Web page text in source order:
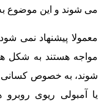
می شوند و این موضوع
معمولا پیشنهاد نمی
مواجه هستند به شکل
شوند، به خصوص کسانی
یا آمبولی ریوی